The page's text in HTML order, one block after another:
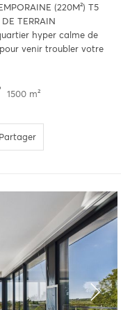
(220M²) T5
TERRAIN
hyper calme de
venir troubler votre
1500 m²
Partager